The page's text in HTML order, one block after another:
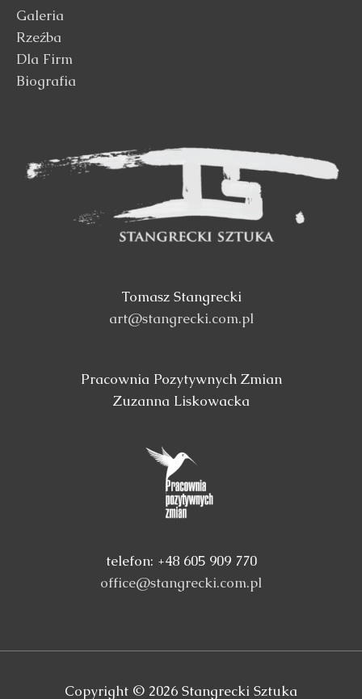
Galeria
Rzeźba
Dla Firm
Biografia
Tomasz Stangrecki
art@stangrecki.com.pl
Pracownia Pozytywnych Zmian
Zuzanna Liskowacka
telefon: +48 605 909 770
office@stangrecki.com.pl
Copyright © 2026 Stangrecki Sztuka